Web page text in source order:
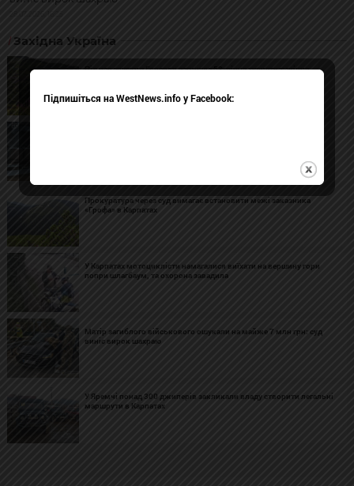
Західна Україна
Під час спуску з Говерли загинула 53-річна туристка: жінка
Прокуратура через суд вимагає встановити межі заказника
«Грофа» в Карпатах
У Карпатах мотоциклісти намагалися виїхати на вершину гори
попри шлагбаум, та охорона завадила
Матір загиблого військового ошукали на майже 7 млн грн: суд
виніс вирок шахраю
У Яремчі понад 300 джиперів закликали владу створити легальні
маршрути в Карпатах
Підпишіться на WestNews.info у Facebook: